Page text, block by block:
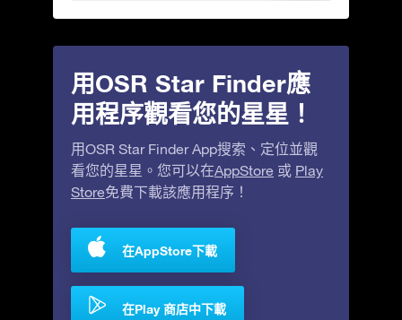
用OSR Star Finder應
用程序觀看您的星星！
用OSR Star Finder App搜索、定位並觀
看您的星星。您可以在AppStore 或 Play
Store免費下載該應用程序！
在AppStore下載
在Play 商店中下載